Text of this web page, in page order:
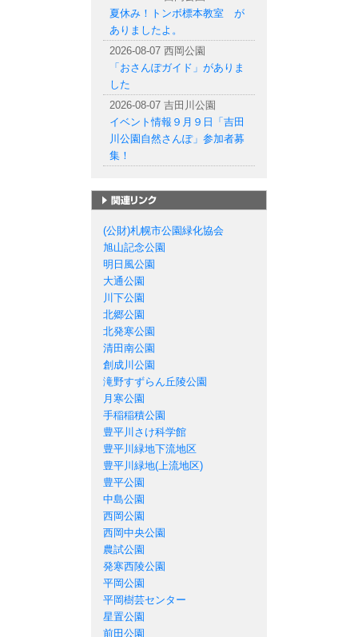
夏休み！トンボ標本教室 が
ありましたよ。
2026-08-07 西岡公園
「おさんぽガイド」がありま
した
2026-08-07 吉田川公園
イベント情報９月９日「吉田
川公園自然さんぽ」参加者募
集！
(公財)札幌市公園緑化協会
旭山記念公園
明日風公園
大通公園
川下公園
北郷公園
北発寒公園
清田南公園
創成川公園
滝野すずらん丘陵公園
月寒公園
手稲稲積公園
豊平川さけ科学館
豊平川緑地下流地区
豊平川緑地(上流地区)
豊平公園
中島公園
西岡公園
西岡中央公園
農試公園
発寒西陵公園
平岡公園
平岡樹芸センター
星置公園
前田公園